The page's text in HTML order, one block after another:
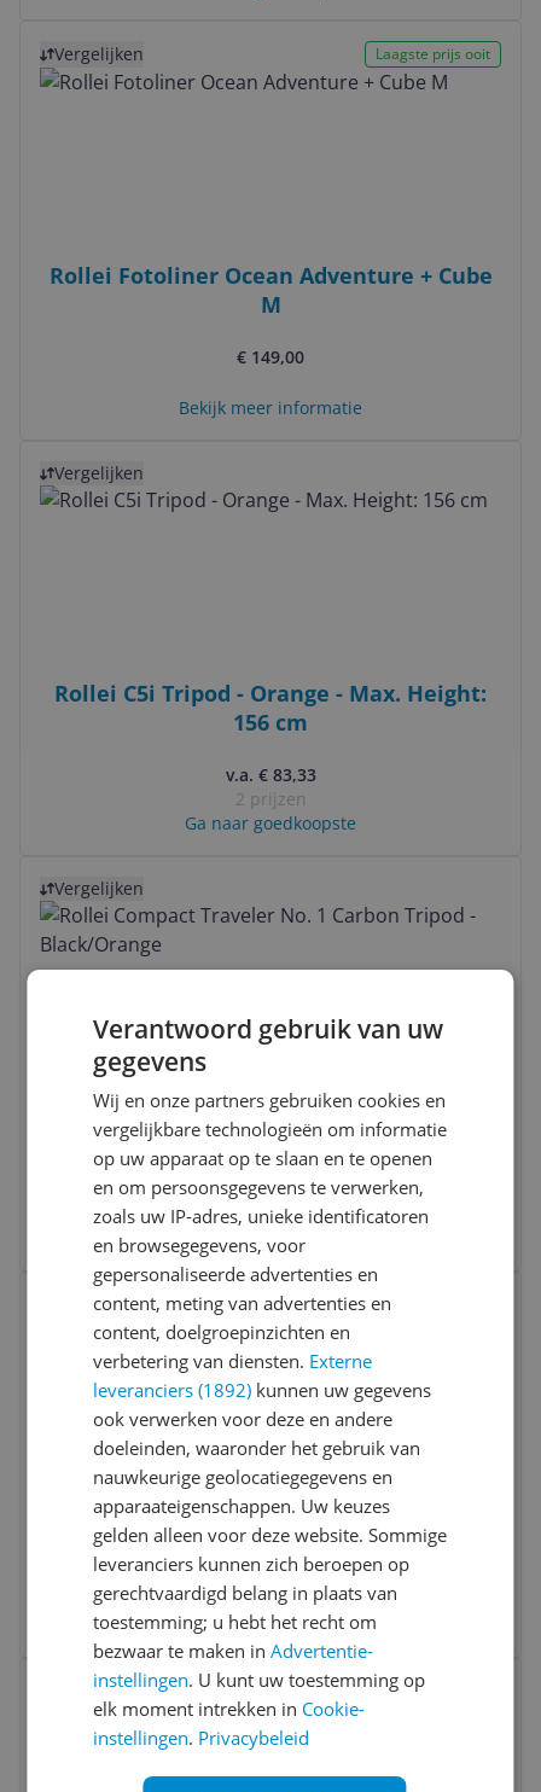
Vergelijken Laagste prijs ooit
Rollei Fotoliner Ocean Adventure + Cube
M
€ 149,00
Bekijk meer informatie
Vergelijken
Rollei C5i Tripod - Orange - Max. Height:
156 cm
v.a. € 83,33
2 prijzen
Ga naar goedkoopste
Vergelijken
Rollei Compact Traveler No. 1 Carbon
Tripod - Black/Orange
v.a. € 99,99
-2%
3 prijzen
Ga naar goedkoopste
Vergelijken
Rollei Rock Solid Alpha Mark III
v.a. € 324,32
-7%
3 prijzen
Ga naar goedkoopste
Bekijk product
Vergelijken
Bekijk product
Verantwoord gebruik van uw
gegevens
Wij en onze partners gebruiken cookies en
vergelijkbare technologieën om informatie
op uw apparaat op te slaan en te openen
en om persoonsgegevens te verwerken,
zoals uw IP-adres, unieke identificatoren
en browsegegevens, voor
gepersonaliseerde advertenties en
content, meting van advertenties en
content, doelgroepinzichten en
verbetering van diensten. Externe
leveranciers (1892) kunnen uw gegevens
ook verwerken voor deze en andere
doeleinden, waaronder het gebruik van
nauwkeurige geolocatiegegevens en
apparaateigenschappen. Uw keuzes
gelden alleen voor deze website. Sommige
leveranciers kunnen zich beroepen op
gerechtvaardigd belang in plaats van
toestemming; u hebt het recht om
bezwaar te maken inAdvertentie-
instellingen. U kunt uw toestemming op
elk moment intrekken in Cookie-
instellingen. Privacybeleid